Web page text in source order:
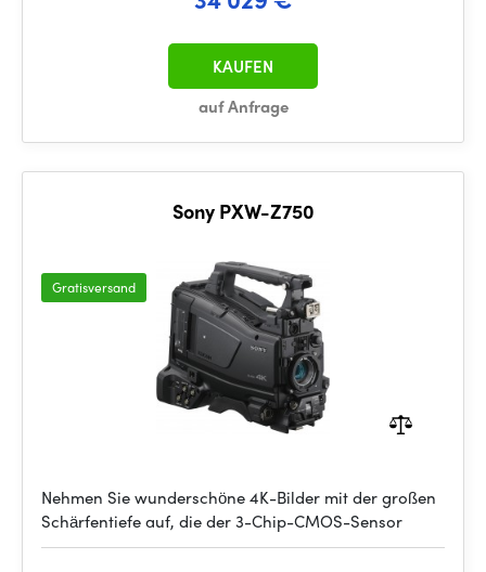
auf Anfrage
KAUFEN
Sony PXW-Z750
Gratisversand
Nehmen Sie wunderschöne 4K-Bilder mit der großen
Schärfentiefe auf, die der 3-Chip-CMOS-Sensor